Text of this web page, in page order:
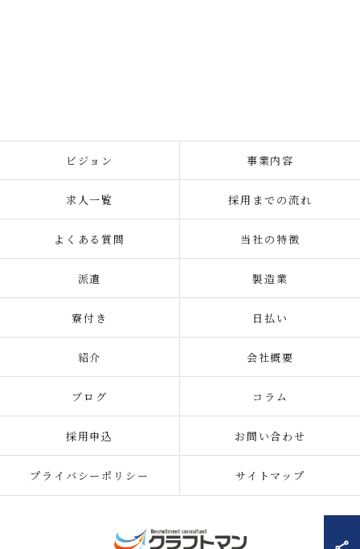
ビジョン 事業内容
求人一覧 採用までの流れ
よくある質問 当社の特徴
派遣 製造業
寮付き 日払い
紹介 会社概要
ブログ コラム
採用申込 お問い合わせ
プライバシーポリシー サイトマップ